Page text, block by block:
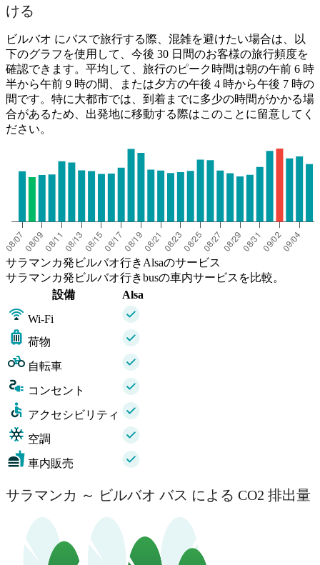
ける
ビルバオ にバスで旅行する際、混雑を避けたい場合は、以
下のグラフを使用して、今後 30 日間のお客様の旅行頻度を
確認できます。平均して、旅行のピーク時間は朝の午前 6 時
半から午前 9 時の間、または夕方の午後 4 時から午後 7 時の
間です。特に大都市では、到着までに多少の時間がかかる場
合があるため、出発地に移動する際はこのことに留意してく
ださい。
サラマンカ発ビルバオ行きAlsaのサービス
サラマンカ発ビルバオ行きbusの車内サービスを比較。
設備
Alsa
Wi-Fi
荷物
自転車
コンセント
アクセシビリティ
空調
車内販売
サラマンカ ～ ビルバオ バス による CO2 排出量